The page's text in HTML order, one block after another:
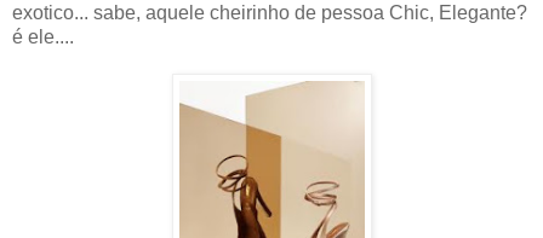
exotico... sabe, aquele cheirinho de pessoa Chic, Elegante?
é ele....